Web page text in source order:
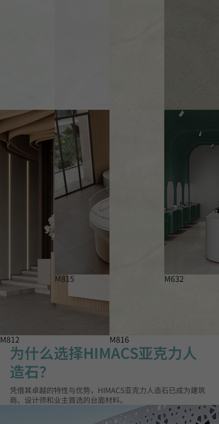
M812
M815
M816
M632
为什么选择HIMACS亚克力人
造石？
凭借其卓越的特性与优势，HIMACS亚克力人造石已成为建筑
商、设计师和业主首选的台面材料。